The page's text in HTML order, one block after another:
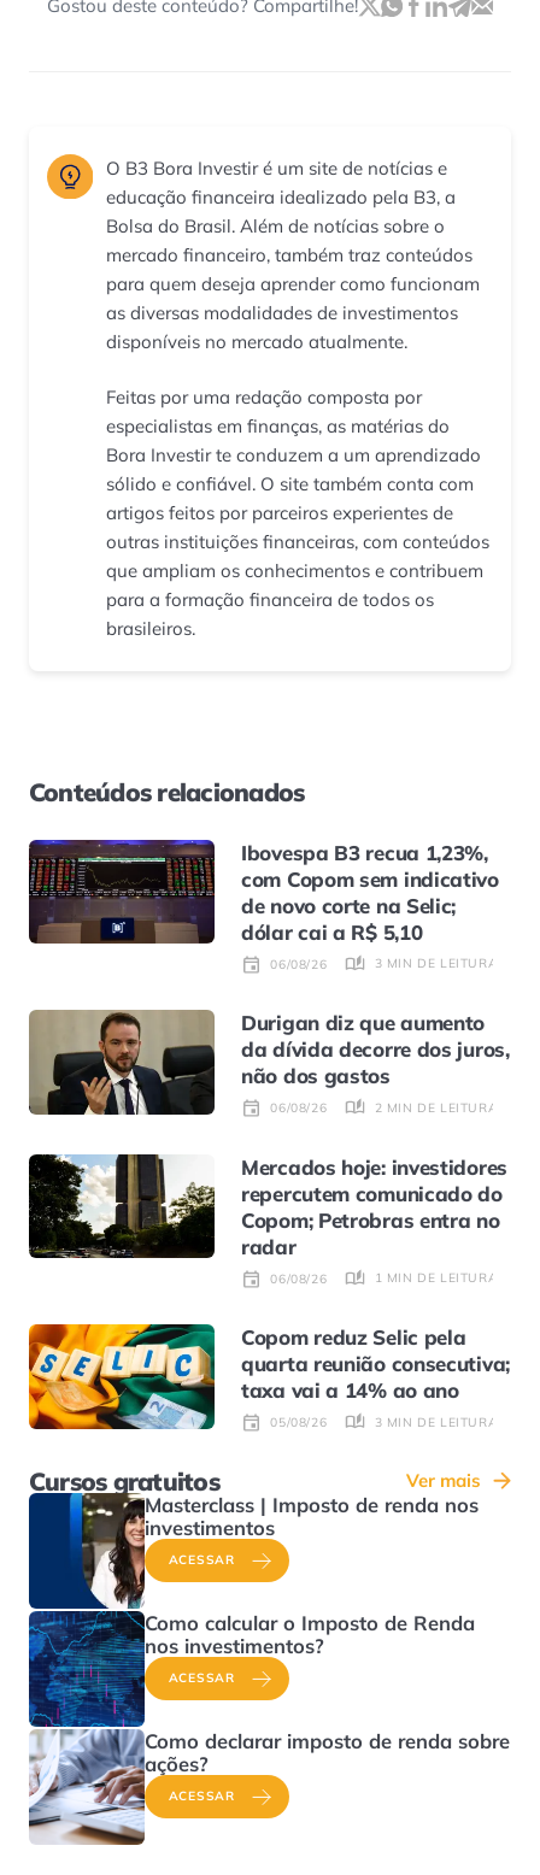
Gostou deste conteúdo? Compartilhe!
O B3 Bora Investir é um site de notícias e
educação financeira idealizado pela B3, a
Bolsa do Brasil. Além de notícias sobre o
mercado financeiro, também traz conteúdos
para quem deseja aprender como funcionam
as diversas modalidades de investimentos
disponíveis no mercado atualmente.
Feitas por uma redação composta por
especialistas em finanças, as matérias do
Bora Investir te conduzem a um aprendizado
sólido e confiável. O site também conta com
artigos feitos por parceiros experientes de
outras instituições financeiras, com conteúdos
que ampliam os conhecimentos e contribuem
para a formação financeira de todos os
brasileiros.
Conteúdos relacionados
Ibovespa B3 recua 1,23%,
com Copom sem indicativo
de novo corte na Selic;
dólar cai a R$ 5,10
06/08/26 3 MIN DE LEITURA
Durigan diz que aumento
da dívida decorre dos juros,
não dos gastos
06/08/26 2 MIN DE LEITURA
Mercados hoje: investidores
repercutem comunicado do
Copom; Petrobras entra no
radar
06/08/26 1 MIN DE LEITURA
Copom reduz Selic pela
quarta reunião consecutiva;
taxa vai a 14% ao ano
05/08/26 3 MIN DE LEITURA
Cursos gratuitos Ver mais
Masterclass | Imposto de renda nos
investimentos
ACESSAR
Como calcular o Imposto de Renda
nos investimentos?
ACESSAR
Como declarar imposto de renda sobre
ações?
ACESSAR